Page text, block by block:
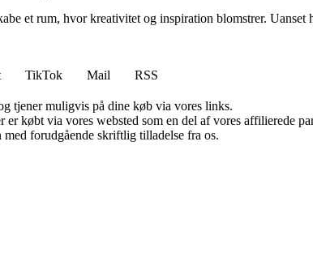
et rum, hvor kreativitet og inspiration blomstrer.
TikTok Mail
RSS
tjener muligvis på dine køb via vores links.
købt via vores websted som en del af vores affilierede
med forudgående skriftlig tilladelse fra os.